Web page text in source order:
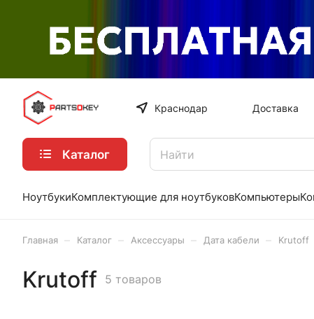
Краснодар Доставка
Каталог
НоутбукиКомплектующие для ноутбуковКомпьютеры
Главная Каталог Аксессуары Дата кабели Krutoff
Krutoff 5 товаров